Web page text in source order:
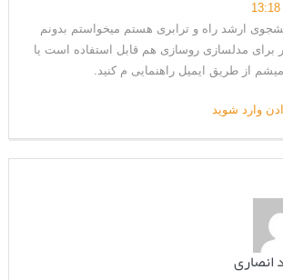
ارشد راه و ترابری هستم میخواستم بدونم
برای مدلسازی روسازی هم قابل استفاده است یا
از طریق ایمیل راهنمایی م کنید.
وارد شوید
انصاری